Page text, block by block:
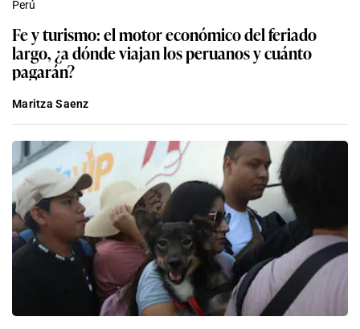
Perú
Fe y turismo: el motor económico del feriado
largo, ¿a dónde viajan los peruanos y cuánto
pagarán?
Maritza Saenz